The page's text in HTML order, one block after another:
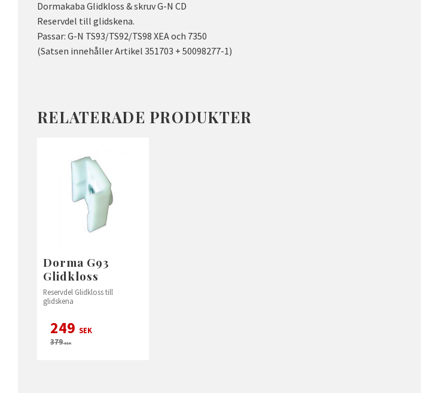
Dormakaba Glidkloss & skruv G-N CD
Reservdel till glidskena.
Passar: G-N TS93/TS92/TS98 XEA och 7350
(Satsen innehåller Artikel 351703 + 50098277-1)
RELATERADE PRODUKTER
Dorma G93
Glidkloss
Reservdel Glidkloss till
glidskena
249 SEK
379SEK